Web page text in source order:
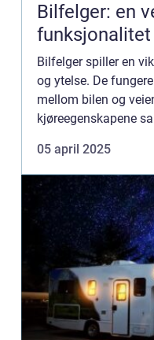
Bilfelger: en
funksjonalitet
Bilfelger spiller en
og ytelse. De
mellom bilen og
kjøreegenskapene
05 april 2025